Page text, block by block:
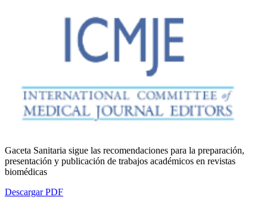
Gaceta Sanitaria sigue las recomendaciones para la preparación,
presentación y publicación de trabajos académicos en revistas
biomédicas
Descargar PDF